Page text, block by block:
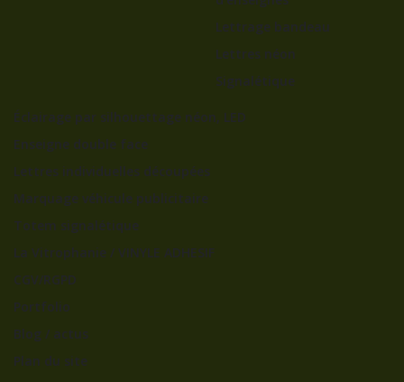
Fabrication et installation
d’enseignes
Lettrage bandeau
Lettres néon
Signalétique
Éclairage par silhouettage néon, LED
Enseigne double face
Lettres individuelles découpées
Marquage véhicule publicitaire
Totem signalétique
La Vitrophanie / VINYLE ADHESIF
CGV/RGPD
Portfolio
Blog / actus